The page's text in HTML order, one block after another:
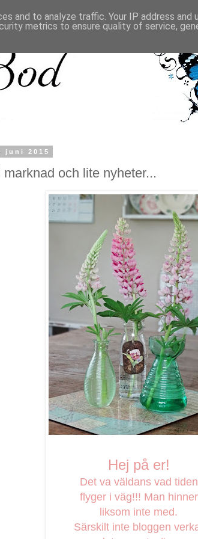
juni 2015
marknad och lite nyheter...
Hej på er!
Det va väldans vad tiden
flyger i väg!!! Man hinner
liksom inte med.
Särskilt inte bloggen
and to analyze traffic. Your IP address and
metrics to ensure quality of service,